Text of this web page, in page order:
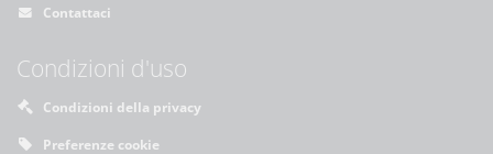
Contattaci
Condizioni d'uso
Condizioni della privacy
Preferenze cookie